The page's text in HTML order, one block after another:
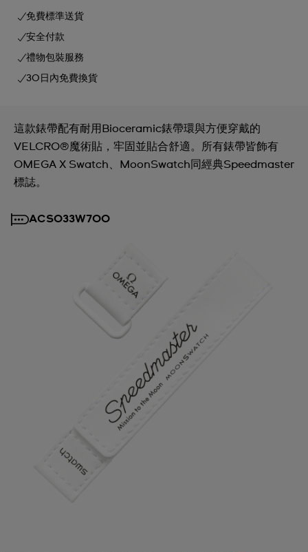
免費標準送貨
安全付款
禮物包裝服務
30日內免費換貨
這款錶帶配有耐用Bioceramic錶帶環與方便穿戴的
VELCRO®魔術貼，牢固並貼合舒適。所有錶帶皆飾有
OMEGA X Swatch、MoonSwatch同經典Speedmaster
標誌。
ACSO33W700